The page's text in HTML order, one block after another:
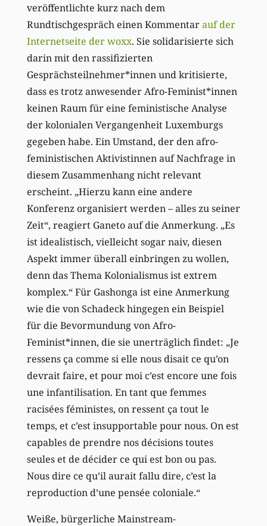
veröffentlichte kurz nach dem
Rundtischgespräch einen Kommentarauf der
Internetseite der woxx. Sie solidarisierte sich
darin mit den rassifizierten
Gesprächsteilnehmer*innen und kritisierte,
dass es trotz anwesender Afro-Feminist*innen
keinen Raum für eine feministische Analyse
der kolonialen Vergangenheit Luxemburgs
gegeben habe. Ein Umstand, der den afro-
feministischen Aktivistinnen auf Nachfrage in
diesem Zusammenhang nicht relevant
erscheint. „Hierzu kann eine andere
Konferenz organisiert werden – alles zu seiner
Zeit“, reagiert Ganeto auf die Anmerkung. „Es
ist idealistisch, vielleicht sogar naiv, diesen
Aspekt immer überall einbringen zu wollen,
denn das Thema Kolonialismus ist extrem
komplex.“ Für Gashonga ist eine Anmerkung
wie die von Schadeck hingegen ein Beispiel
für die Bevormundung von Afro-
Feminist*innen, die sie unerträglich findet: „Je
ressens ça comme si elle nous disait ce qu’on
devrait faire, et pour moi c’est encore une fois
une infantilisation. En tant que femmes
racisées féministes, on ressent ça tout le
temps, et c’est insupportable pour nous. On est
capables de prendre nos décisions toutes
seules et de décider ce qui est bon ou pas.
Nous dire ce qu’il aurait fallu dire, c’est la
reproduction d’une pensée coloniale.“
Weiße, bürgerliche Mainstream-